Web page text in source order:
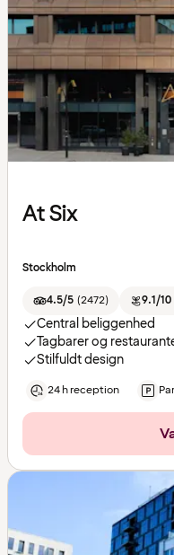
At Six
Stockholm
4.5/5 (2472) 9.1/10
Central beliggenhed
Tagbarer og
Stilfuldt design
24 h reception